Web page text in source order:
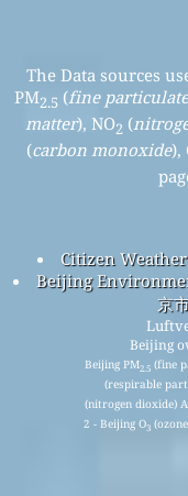
The Data sources
PM2.5 (fine
matter), NO2 (
(carbon monoxide),
Citizen
Beijing
京
Beijing
Beijing PM2.5 (fine
(respirable
(nitrogen dioxide)
2 - Beijing O3